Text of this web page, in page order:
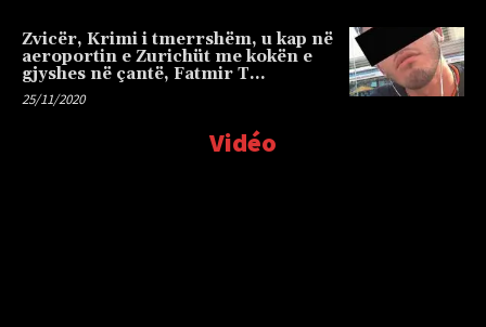
Zvicër, Krimi i tmerrshëm, u kap në
aeroportin e Zurichüt me kokën e
gjyshes në çantë, Fatmir T…
25/11/2020
Vidéo